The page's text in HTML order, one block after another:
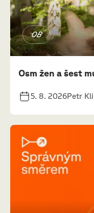
OB
Osm žen a šest
5. 8. 2026Petr